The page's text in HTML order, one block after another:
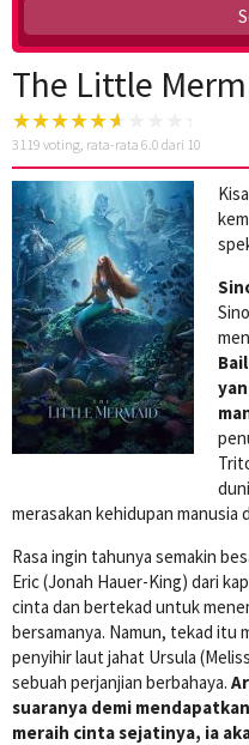
The Little
3119 voting, rata-rata 6.0 dari 10
merasakan kehidupan manusia
Rasa ingin tahunya semakin
Eric (Jonah Hauer-King) dari
cinta dan bertekad untuk
bersamanya. Namun, tekad itu
penyihir laut jahat Ursula
sebuah perjanjian berbahaya.
suaranya demi
meraih cinta sejatinya, ia